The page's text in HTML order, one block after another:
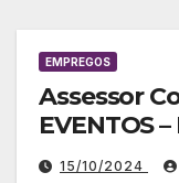
EMPREGOS
Assessor
EVENTOS
15/10/2024